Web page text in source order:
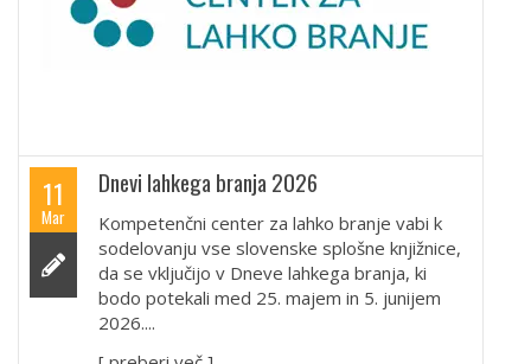
11
Mar
Dnevi lahkega branja 2026
Kompetenčni center za lahko branje vabi k
sodelovanju vse slovenske splošne knjižnice,
da se vključijo v Dneve lahkega branja, ki
bodo potekali med 25. majem in 5. junijem
2026....